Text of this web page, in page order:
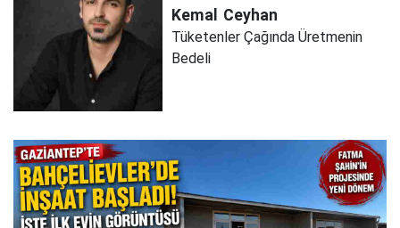
Kemal Ceyhan
Tüketenler Çağında Üretmenin
Bedeli